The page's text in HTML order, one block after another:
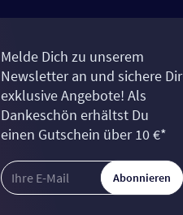
Melde Dich zu unserem
Newsletter an und sichere Dir
exklusive Angebote! Als
Dankeschön erhältst Du
einen Gutschein über 10 €*
Abonnieren